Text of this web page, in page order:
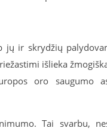
jų ir skrydžių
išlieka
oro saugumo
Tai svarbu,